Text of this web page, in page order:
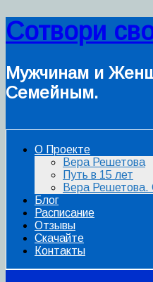
Сотвори
Мужчинам и
Семейным.
О Проекте
Вера Решетова
Путь в 15 лет
Вера Решетова.
Блог
Расписание
Отзывы
Скачайте
Контакты